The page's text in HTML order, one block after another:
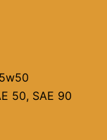
50, SAE 90